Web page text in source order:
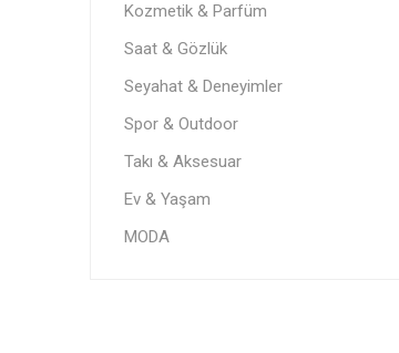
Kozmetik & Parfüm
Saat & Gözlük
Seyahat & Deneyimler
Spor & Outdoor
Takı & Aksesuar
Ev & Yaşam
MODA